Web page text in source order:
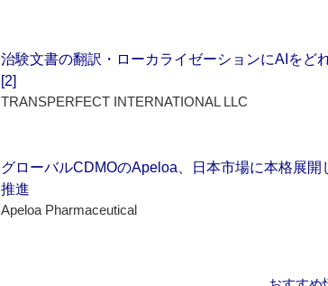
治験文書の翻訳・ローカライゼーションにAIをど
[2]
TRANSPERFECT INTERNATIONAL LLC
グローバルCDMOのApeloa、日本市場に本格展開
推進
Apeloa Pharmaceutical